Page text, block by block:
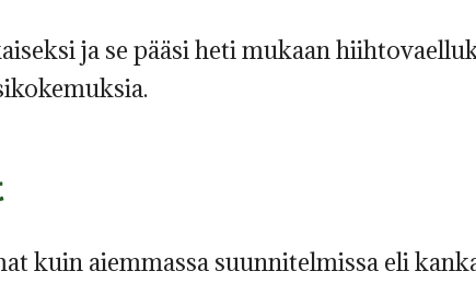
ja se pääsi heti mukaan
kuin aiemmassa suunnitelmissa eli